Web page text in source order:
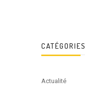
CATÉGORIES
Actualité